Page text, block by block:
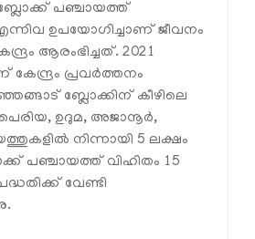
പഞ്ചായത്ത്
ഉപയോഗിച്ചാണ് ജീവനം
ആരംഭിച്ചത്. 2021
പ്രവര്‍ത്തനം
ബ്ലോക്കിന് കീഴിലെ
പെരിയ, ഉദുമ, അജാനൂര്‍,
നിന്നായി 5 ലക്ഷം
പഞ്ചായത്ത് വിഹിതം 15
വേണ്ടി